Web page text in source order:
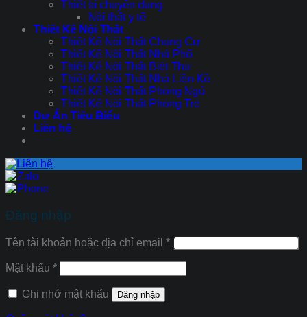
Thiết bị chuyên dụng
Nội thất y tế
Thiết Kế Nội Thất
Thiết Kế Nội Thất Chung Cư
Thiết Kế Nội Thất Nhà Phố
Thiết Kế Nội Thất Biệt Thự
Thiết Kế Nội Thất Nhà Liền Kề
Thiết Kế Nội Thất Phòng Ngủ
Thiết Kế Nội Thất Phòng Trẻ
Dự Án Tiêu Biểu
Liên hệ
Đăng nhập
Tên tài khoản hoặc địa chỉ email *
Mật khẩu *
Ghi nhớ mật khẩu Đăng nhập